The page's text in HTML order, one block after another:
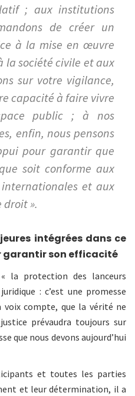
; aux institutions
de créer un
à la mise en œuvre
la société civile et aux
sur votre vigilance,
capacité à faire vivre
public ; à nos
enfin, nous pensons
pour garantir que
soit conforme aux
et aux
droit ».
intégrées dans ce
garantir son efficacité
la protection des lanceurs
: c’est une promesse
voix compte, que la vérité ne
prévaudra toujours sur
que nous devons aujourd’hui
et toutes les parties
et leur détermination, il a